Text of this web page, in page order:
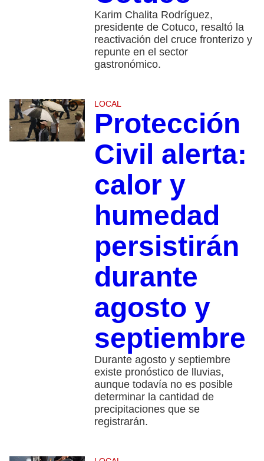
Karim Chalita Rodríguez,
presidente de Cotuco, resaltó la
reactivación del cruce fronterizo y
repunte en el sector
gastronómico.
LOCAL
Protección
Civil alerta:
calor y
humedad
persistirán
durante
agosto y
septiembre
Durante agosto y septiembre
existe pronóstico de lluvias,
aunque todavía no es posible
determinar la cantidad de
precipitaciones que se
registrarán.